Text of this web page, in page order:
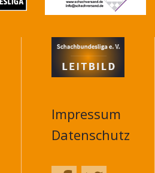
Impressum
Datenschutz